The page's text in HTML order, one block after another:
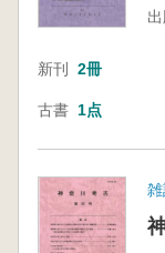
出
新刊 2冊
古書 1点